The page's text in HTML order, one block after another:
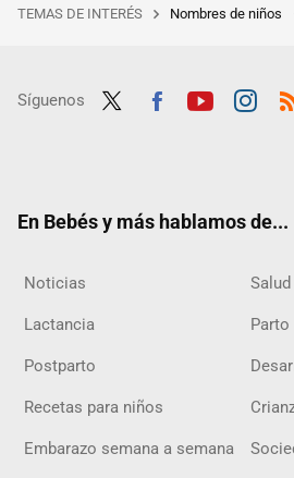
TEMAS DE INTERÉS Nombres de niños
Síguenos
En Bebés y más hablamos de...
Noticias
Lactancia Parto
Postparto
Recetas para niños
Embarazo semana a semana